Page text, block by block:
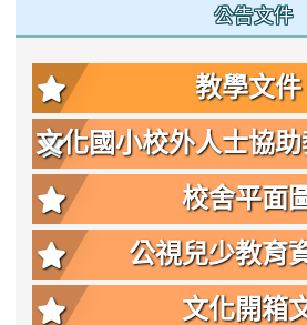
公告文件
教學文件
文化國小校外人士協
點
校舍平面
公視兒少教育
文化開箱